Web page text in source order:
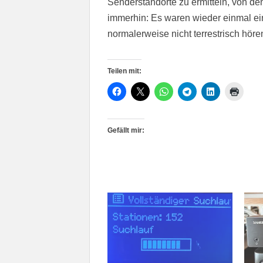
immerhin: Es waren wieder einmal
normalerweise nicht terrestrisch
Teilen mit:
Gefällt mir: